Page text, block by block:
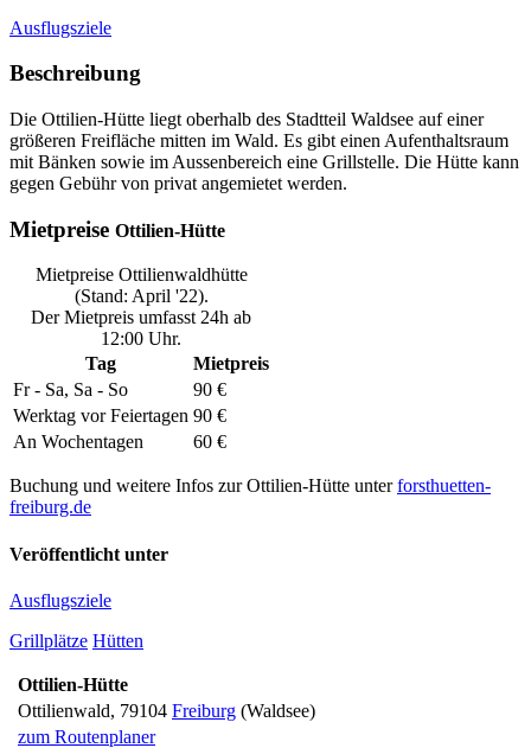
Ausflugsziele
Beschreibung
Die Ottilien-Hütte liegt oberhalb des Stadtteil Waldsee auf einer
größeren Freifläche mitten im Wald. Es gibt einen Aufenthaltsraum
mit Bänken sowie im Aussenbereich eine Grillstelle. Die Hütte kann
gegen Gebühr von privat angemietet werden.
Mietpreise Ottilien-Hütte
Mietpreise Ottilienwaldhütte
(Stand: April '22).
Der Mietpreis umfasst 24h ab
12:00 Uhr.
Tag
Mietpreis
Fr - Sa, Sa - So
90 €
Werktag vor Feiertagen 90 €
An Wochentagen
60 €
Buchung und weitere Infos zur Ottilien-Hütte unterforsthuetten-
freiburg.de
Veröffentlicht unter
Ausflugsziele
Grillplätze Hütten
Ottilien-Hütte
Ottilienwald, 79104 Freiburg (Waldsee)
zum Routenplaner